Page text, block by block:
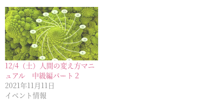
12/4（土）人間の変え方マニ
ュアル 中級編パート２
2021年11月11日
イベント情報